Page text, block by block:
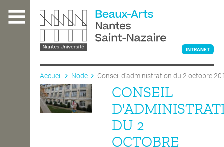
contenu
L'ÉCOLE
INTRANET
Accueil Node Conseil d'administration du 2 octobre
CONSEIL
DU 2
OCTOBRE